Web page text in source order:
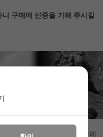
구매에 신중을 기해 주시길
밍 로프 브랜드입니다.
은 국내 뿐만 아니라 해외에